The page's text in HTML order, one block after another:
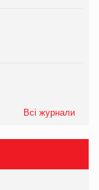
Всі журнали